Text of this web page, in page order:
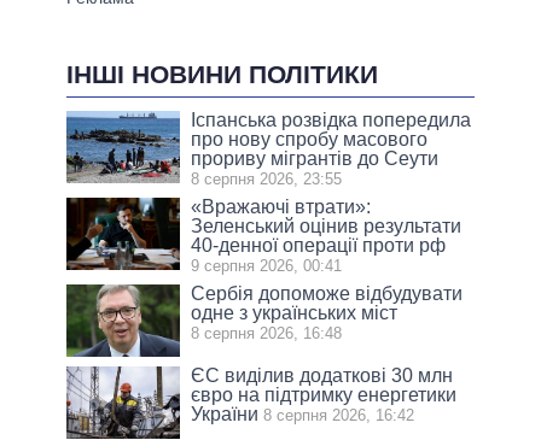
ІНШІ НОВИНИ ПОЛІТИКИ
Іспанська розвідка попередила
про нову спробу масового
прориву мігрантів до Сеути
8 серпня 2026, 23:55
«Вражаючі втрати»:
Зеленський оцінив результати
40-денної операції проти рф
9 серпня 2026, 00:41
Сербія допоможе відбудувати
одне з українських міст
8 серпня 2026, 16:48
ЄС виділив додаткові 30 млн
євро на підтримку енергетики
України 8 серпня 2026, 16:42